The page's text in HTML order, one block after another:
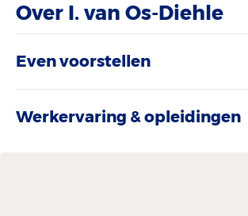
Over I. van Os-Diehle
Even voorstellen
Werkervaring & opleidingen